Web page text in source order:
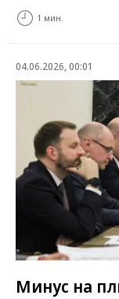
1 мин.
04.06.2026, 00:01
Минус на